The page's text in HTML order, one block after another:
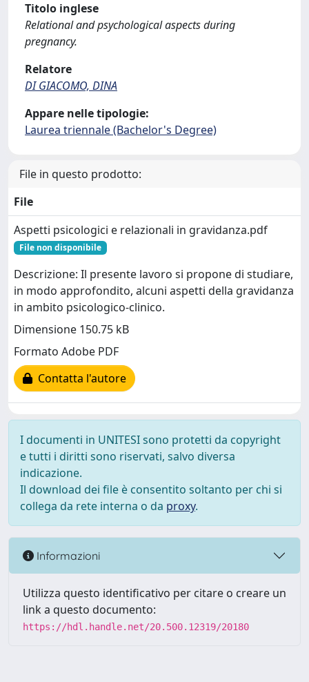
Titolo inglese
Relational and psychological aspects during
pregnancy.
Relatore
DI GIACOMO, DINA
Appare nelle tipologie:
Laurea triennale (Bachelor's Degree)
File in questo prodotto:
File
Aspetti psicologici e relazionali in gravidanza.pdf
File non disponibile
Descrizione: Il presente lavoro si propone di studiare,
in modo approfondito, alcuni aspetti della gravidanza
in ambito psicologico-clinico.
Dimensione 150.75 kB
Formato Adobe PDF
Contatta l'autore
I documenti in UNITESI sono protetti da copyright
e tutti i diritti sono riservati, salvo diversa
indicazione.
Il download dei file è consentito soltanto per chi si
collega da rete interna o da proxy.
Informazioni
Utilizza questo identificativo per citare o creare un
link a questo documento:
https://hdl.handle.net/20.500.12319/20180